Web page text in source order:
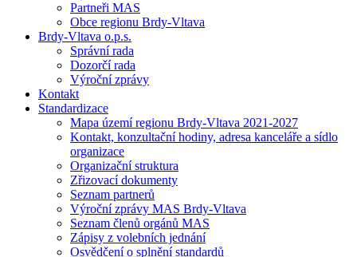
Partneři MAS
Obce regionu Brdy-Vltava
Brdy-Vltava o.p.s.
Správní rada
Dozorčí rada
Výroční zprávy
Kontakt
Standardizace
Mapa území regionu Brdy-Vltava 2021-2027
Kontakt, konzultační hodiny, adresa kanceláře a sídlo
organizace
Organizační struktura
Zřizovací dokumenty
Seznam partnerů
Výroční zprávy MAS Brdy-Vltava
Seznam členů orgánů MAS
Zápisy z volebních jednání
Osvědčení o splnění standardů